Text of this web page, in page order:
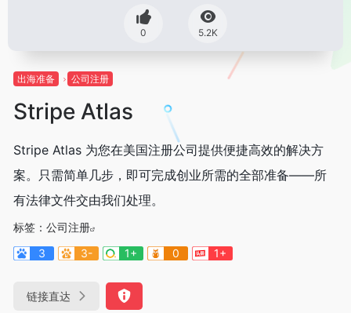
0 5.2K
出海准备 公司注册
Stripe Atlas
Stripe Atlas 为您在美国注册公司提供便捷高效的解决方
案。只需简单几步，即可完成创业所需的全部准备——所
有法律文件交由我们处理。
标签： 公司注册
3
3- 1+ 0 1+
链接直达